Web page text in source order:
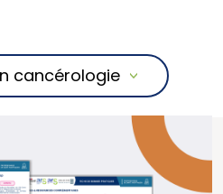
cancérologie